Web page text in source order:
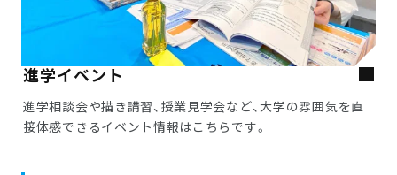
進学イベント
進学相談会や描き講習、授業見学会など、大学の雰囲気を直
接体感できるイベント情報はこちらです。